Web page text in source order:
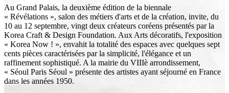
Au Grand Palais, la deuxième édition de la biennale
« Révélations », salon des métiers d'arts et de la création, invite, du
10 au 12 septembre, vingt deux créateurs coréens présentés par la
Korea Craft & Design Foundation. Aux Arts décoratifs, l'exposition
« Korea Now ! », envahit la totalité des espaces avec quelques sept
cents pièces caractérisées par la simplicité, l'élégance et un
raffinement sophistiqué. A la mairie du VIIIè arrondissement,
« Séoul Paris Séoul » présente des artistes ayant séjourné en France
dans les années 1950.